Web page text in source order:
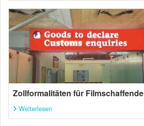
Zollformalitäten für Filmschaffende
Weiterlesen